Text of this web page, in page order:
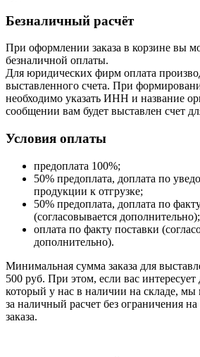
Безналичный расчёт
При оформлении заказа в корзине вы
безналичной оплаты.
Для юридических фирм оплата
выставленного счета. При
необходимо указать ИНН и название
сообщении вам будет выставлен счет
Условия оплаты
предоплата 100%;
50% предоплата, доплата по
продукции к отгрузке;
50% предоплата, доплата по
(согласовывается дополнительно);
оплата по факту поставки
дополнительно).
Минимальная сумма заказа для
500 руб. При этом, если вас
который у нас в наличии на складе, мы
за наличный расчет без ограничения
заказа.